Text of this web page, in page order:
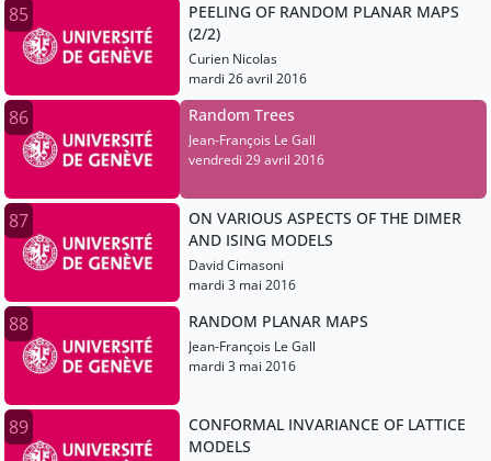
85
PEELING OF RANDOM PLANAR MAPS
(2/2)
Curien Nicolas
mardi 26 avril 2016
86 Random Trees
Jean-François Le Gall
vendredi 29 avril 2016
87
ON VARIOUS ASPECTS OF THE DIMER
AND ISING MODELS
David Cimasoni
mardi 3 mai 2016
88 RANDOM PLANAR MAPS
Jean-François Le Gall
mardi 3 mai 2016
89
CONFORMAL INVARIANCE OF LATTICE
MODELS